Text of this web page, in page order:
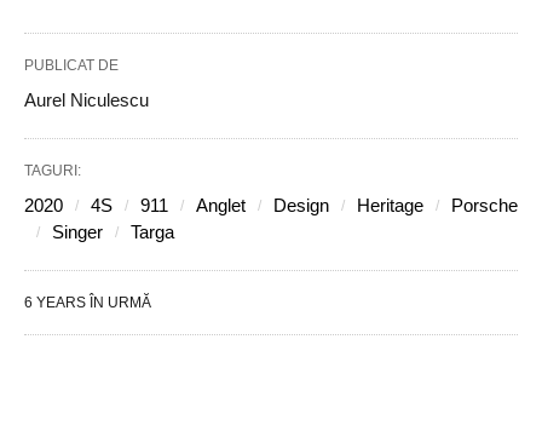
PUBLICAT DE
Aurel Niculescu
TAGURI:
2020 4S 911 Anglet Design Heritage
Porsche
Singer
Targa
6 YEARS ÎN URMĂ